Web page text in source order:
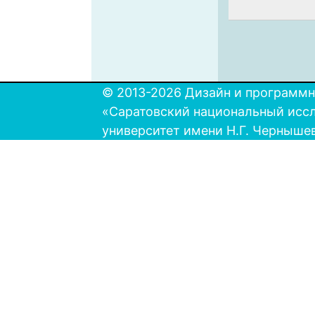
© 2013-2026 Дизайн и
«Саратовский национальный
университет имени Н.Г.